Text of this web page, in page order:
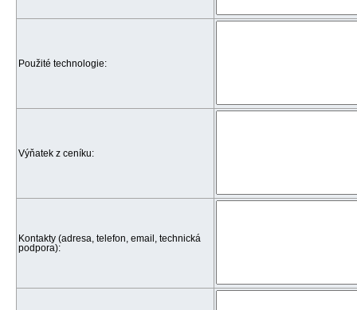
Použité technologie:
Výňatek z ceníku:
Kontakty (adresa, telefon, email, technická
podpora):